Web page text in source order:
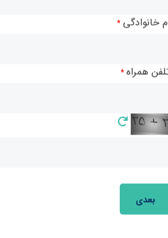
یک برنامه‌نویس حرفه‌ای را
خانوادگی *
همراه *
بعدی